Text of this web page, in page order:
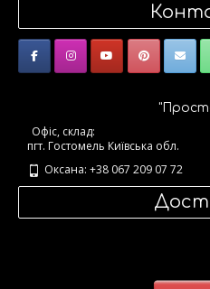
Офіс, склад:
пгт. Гостомель Київська обл.
Оксана: +38 067 209 07 72